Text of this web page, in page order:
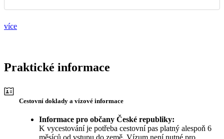
více
Praktické informace
Cestovní doklady a vízové informace
Informace pro občany České republiky:
K vycestování je potřeba cestovní pas platný alespoň 6
měsíců od vstupu do země. Vízum není nutné pro